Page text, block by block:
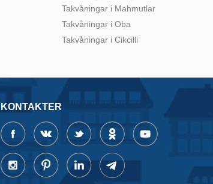
Takvåningar i Mahmutlar
Takvåningar i Oba
Takvåningar i Cikcilli
KONTAKTER